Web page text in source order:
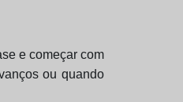
e começar com
ou quando